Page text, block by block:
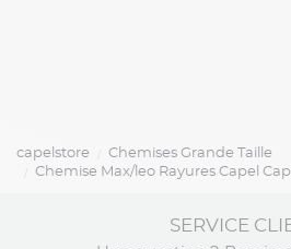
capelstore
Chemises Grande Taille
Chemise Max/leo Rayures Capel
SERVICE